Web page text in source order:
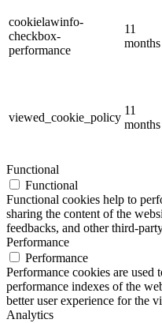
cookielawinfo-
checkbox-
performance
11
months
viewed_cookie_policy
11
months
Functional
Functional
Functional cookies help to
sharing the content of the
feedbacks, and other third-
Performance
Performance
Performance cookies are used
performance indexes of the
better user experience for the
Analytics